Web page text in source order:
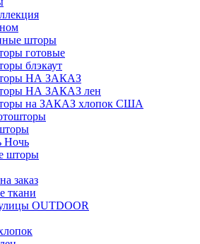
шторы
готовые
блэкаут
НА ЗАКАЗ
НА ЗАКАЗ лен
на ЗАКАЗ хлопок США
Ночь
шторы
заказ
ткани
OUTDOOR